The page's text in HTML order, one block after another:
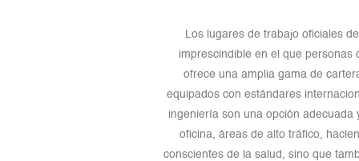
Los lugares de trabajo oficiales
imprescindible en el que
ofrece una amplia gama de
equipados con estándares
ingeniería son una opción
oficina, áreas de alto tráfico,
conscientes de la salud, sino que